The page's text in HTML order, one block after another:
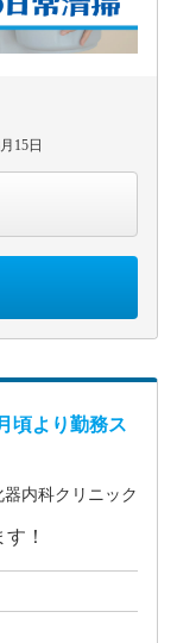
15日
頃より勤務ス
内科クリニック
！